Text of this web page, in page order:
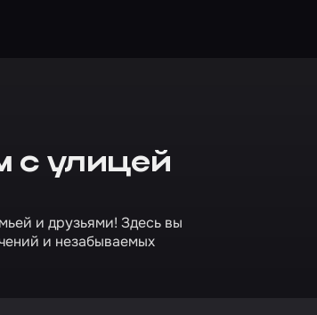
с улицей
и друзьями! Здесь вы
и незабываемых